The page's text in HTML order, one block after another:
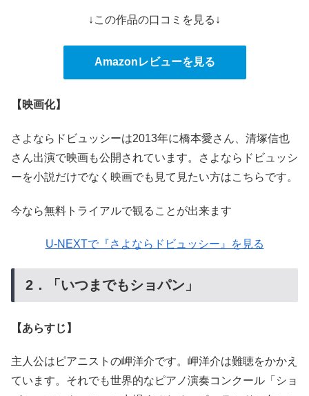
↓この作品の口コミを見る↓
Amazonレビューを見る
【映画化】
さよならドビュッシーは2013年に橋本愛さん、清塚信也
さん出演で映画も公開されています。さよならドビュッシ
ーを小説だけでなく映画でも見て見たい方はこちらです。
今なら無料トライアルで観ることが出来ます
U-NEXTで『さよならドビュッシー』を見る
2．「いつまでもショパン」
【あらすじ】
主人公はピアニストの岬洋介です。岬洋介は難聴をかかえ
ています。それでも世界的なピアノ演奏コンクール「ショ